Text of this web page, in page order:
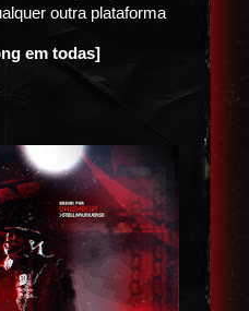
outra plataforma
em todas]